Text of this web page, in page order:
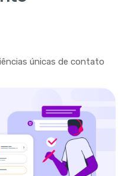
únicas de contato